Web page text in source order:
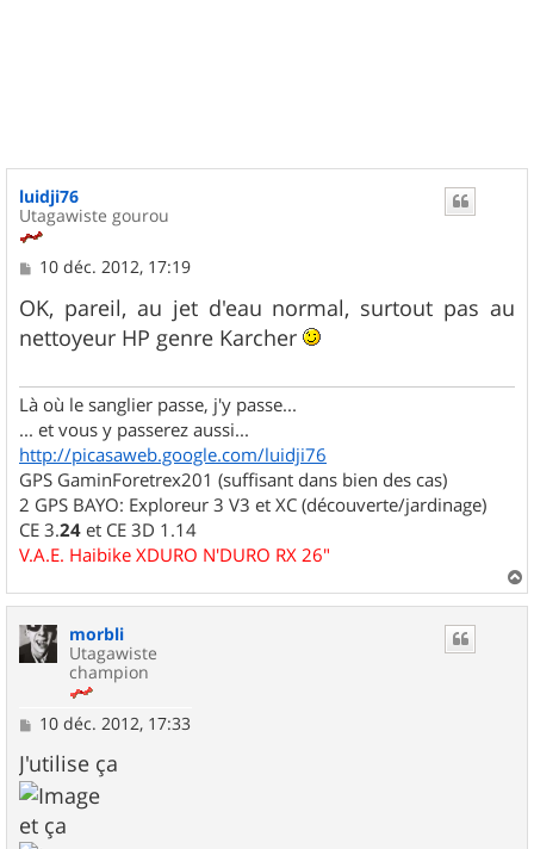
luidji76
Utagawiste gourou
M
s
s
a
10 déc. 2012, 17:19
OK, pareil, au jet d'eau normal, surtout pas au
nettoyeur HP genre Karcher
Là où le sanglier passe, j'y passe...
... et vous y passerez aussi...
http://picasaweb.google.com/luidji76
GPS GaminForetrex201 (suffisant dans bien des cas)
2 GPS BAYO: Exploreur 3 V3 et XC (découverte/jardinage)
CE 3.24 et CE 3D 1.14
V.A.E. Haibike XDURO N'DURO RX 26"
a
morbli
Utagawiste
champion
M
s
s
a
g
e
10 déc. 2012, 17:33
J'utilise ça
et ça